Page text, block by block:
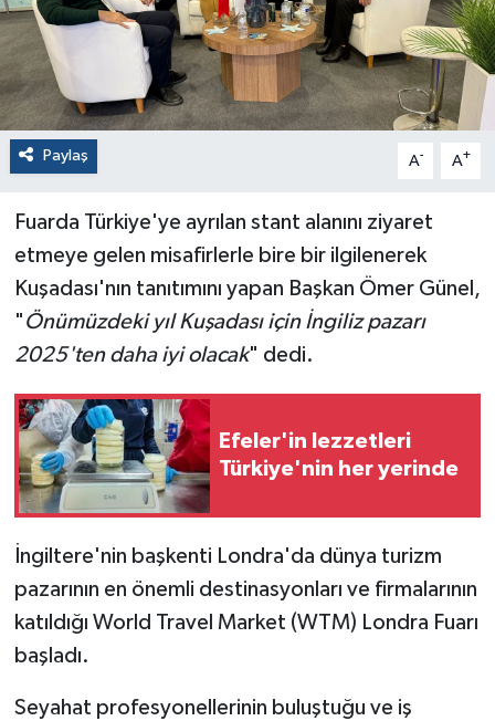
Paylaş A- A+
Fuarda Türkiye'ye ayrılan stant alanını ziyaret
etmeye gelen misafirlerle bire bir ilgilenerek
Kuşadası'nın tanıtımını yapan Başkan Ömer Günel,
" Önümüzdeki yıl Kuşadası için İngiliz pazarı
2025'ten daha iyi olacak" dedi.
Efeler'in lezzetleri
Türkiye'nin her yerinde
İngiltere'nin başkenti Londra'da dünya turizm
pazarının en önemli destinasyonları ve firmalarının
katıldığı World Travel Market (WTM) Londra Fuarı
başladı.
Seyahat profesyonellerinin buluştuğu ve iş